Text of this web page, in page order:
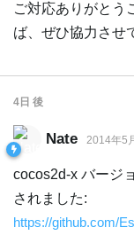
ご対応ありがとう
ば、ぜひ協力させ
4日 後
Nate 2014年5
cocos2d-x バージ
されました:
https://github.com/